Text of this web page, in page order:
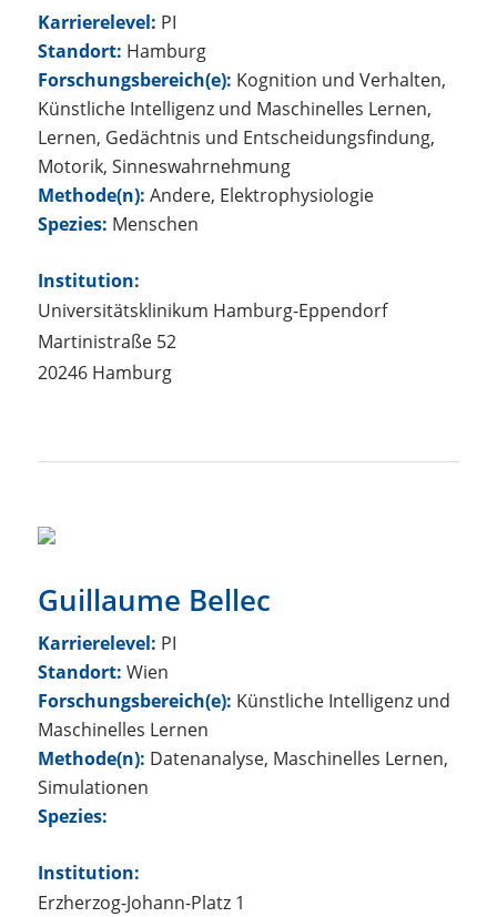
Karrierelevel: PI
Standort: Hamburg
Forschungsbereich(e): Kognition und Verhalten,
Künstliche Intelligenz und Maschinelles Lernen,
Lernen, Gedächtnis und Entscheidungsfindung,
Motorik, Sinneswahrnehmung
Methode(n): Andere, Elektrophysiologie
Spezies: Menschen
Institution:
Universitätsklinikum Hamburg-Eppendorf
Martinistraße 52
20246 Hamburg
Guillaume Bellec
Karrierelevel: PI
Standort: Wien
Forschungsbereich(e): Künstliche Intelligenz und
Maschinelles Lernen
Methode(n): Datenanalyse, Maschinelles Lernen,
Simulationen
Spezies:
Institution:
Erzherzog-Johann-Platz 1